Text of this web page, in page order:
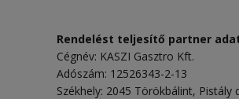
Rendelést teljesítő partner
Cégnév: KASZI Gasztro Kft.
Adószám: 12526343-2-13
Székhely: 2045 Törökbálint, Pistály